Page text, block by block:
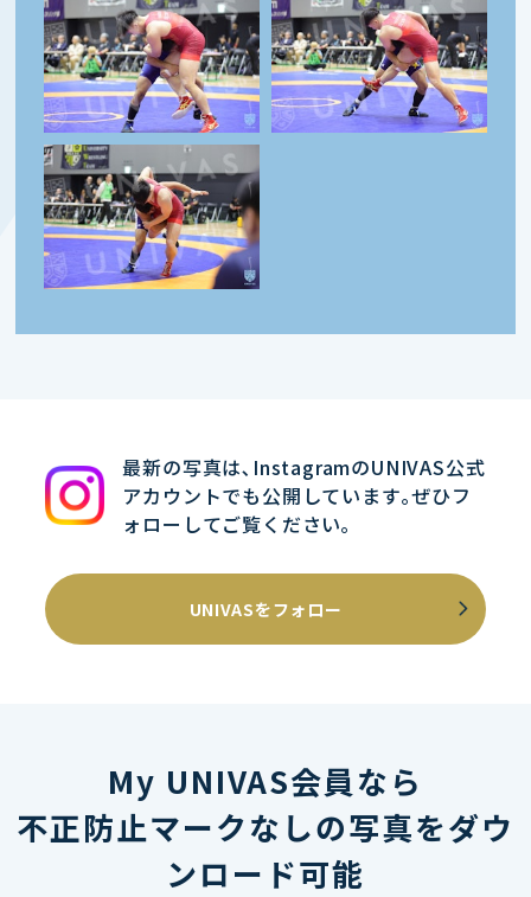
最新の写真は､InstagramのUNIVAS公式
アカウントでも公開しています｡ぜひフ
ォローしてご覧ください｡
UNIVASをフォロー
My UNIVAS会員なら
不正防止マークなしの写真をダウ
ンロード可能